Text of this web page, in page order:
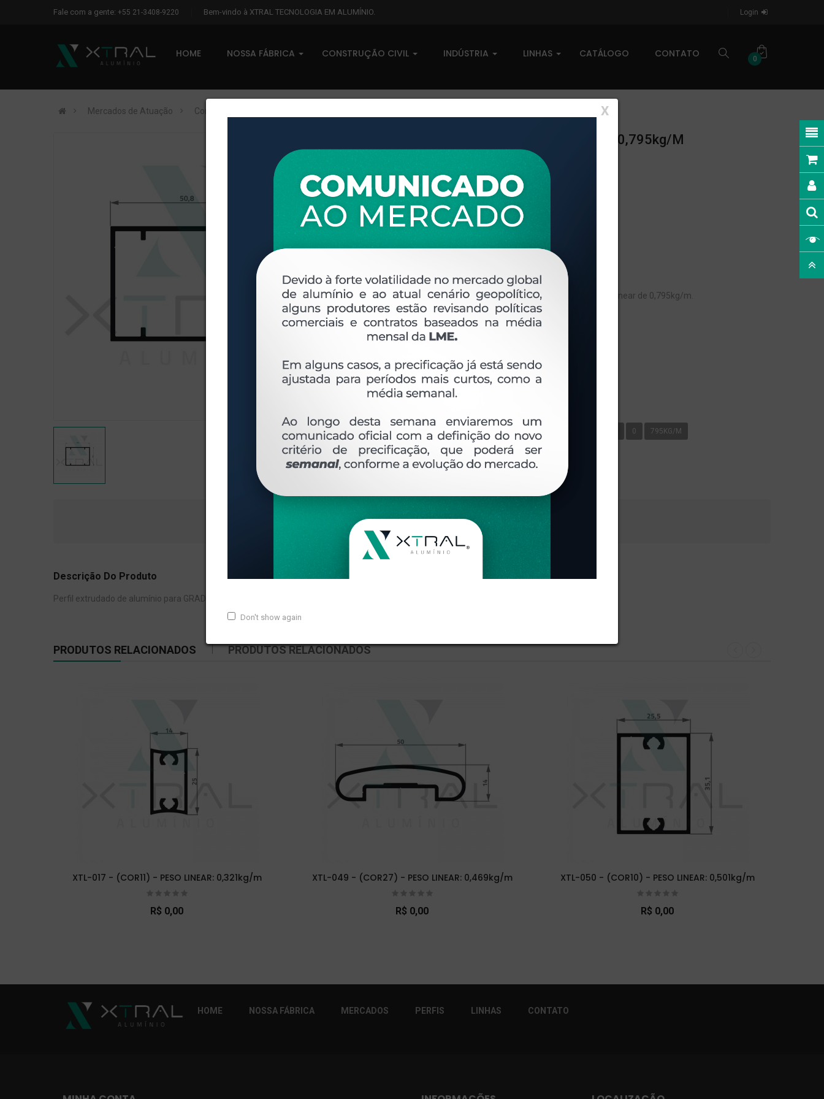
Fale com a gente: +55 21-3408-9220 Bem-vindo à XTRAL TECNOLOGIA EM ALUMÍNIO. Login
HOME NOSSA FÁBRICA CONSTRUÇÃO CIVIL INDÚSTRIA LINHAS CATÁLOGO CONTATO 0
X
Don't show again
Mercados de Atuação Construção Civil
XTL-078 - (TRG.2X1.1/2 ) - PESO LINEAR: 0,795kg/m
0 comentários
Disponível sob consulta
Taxas R$ 0,00
Disponibilidade:
Em estoque
OVERVIEW
Perfil extrudado de alumínio para GRADIL E CORRIMÃO, com peso linear de 0,795kg/m.
Ver perfis relacionados
Etiquetas: 078- PESO LINEAR - 0 795 KG/M TRG.2X1.1/2 C/ GARRA 0 795KG/M
GRADIL E CORRIMÃO
DESCRIÇÃO COMENTÁRIOS (0)
Descrição Do Produto
Perfil extrudado de alumínio para GRADIL E CORRIMÃO, com peso linear de 0,795kg/m.
PRODUTOS RELACIONADOS PRODUTOS RELACIONADOS
XTL-017 - (COR11) - PESO LINEAR: 0,321kg/m
R$ 0,00
XTL-049 - (COR27) - PESO LINEAR: 0,469kg/m
R$ 0,00
XTL-050 - (COR10) - PESO LINEAR: 0,501kg/m
R$ 0,00
HOME NOSSA FÁBRICA MERCADOS PERFIS LINHAS CONTATO